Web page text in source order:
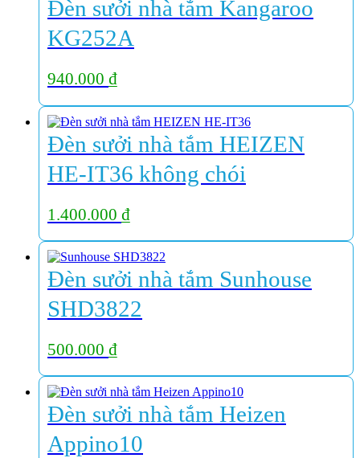
Đèn sưởi nhà tắm Kangaroo
KG252A
940.000 ₫
Đèn sưởi nhà tắm HEIZEN
HE-IT36 không chói
1.400.000 ₫
Đèn sưởi nhà tắm Sunhouse
SHD3822
500.000 ₫
Đèn sưởi nhà tắm Heizen
Appino10